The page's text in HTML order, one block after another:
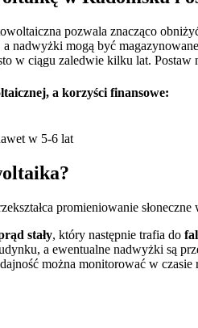
pozwala znacząco
a nadwyżki mogą być
w ciągu zaledwie kilku lat.
, a korzyści finansowe:
w 5-6 lat
promieniowanie
stały, który następnie trafia do
a ewentualne nadwyżki są
można monitorować w